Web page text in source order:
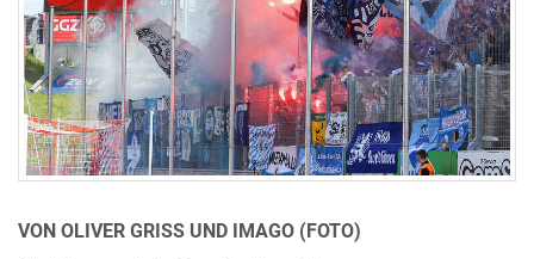
VON OLIVER GRISS UND IMAGO (FOTO)